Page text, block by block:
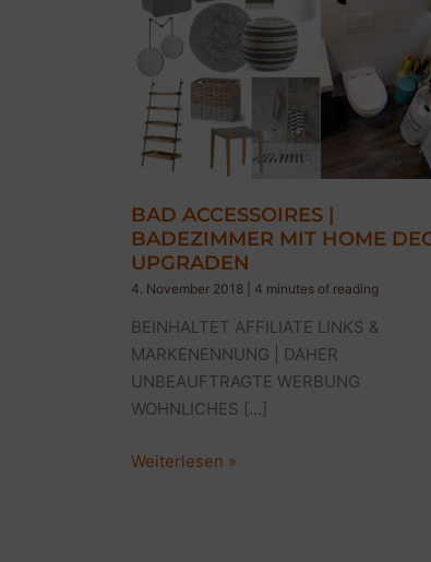
BAD ACCESSOIRES |
BADEZIMMER MIT HOME
UPGRADEN
4. November 2018 4 minutes of reading
BEINHALTET AFFILIATE LINKS &
MARKENENNUNG | DAHER
UNBEAUFTRAGTE WERBUNG
WOHNLICHES […]
BAD
Weiterlesen »